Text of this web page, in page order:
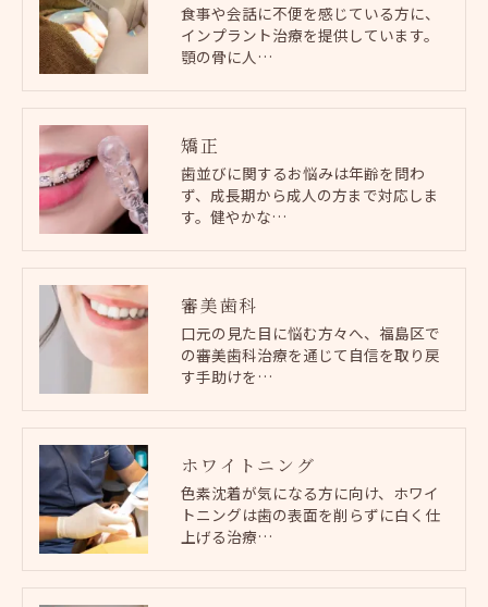
食事や会話に不便を感じている方に、
インプラント治療を提供しています。
顎の骨に人…
矯正
歯並びに関するお悩みは年齢を問わ
ず、成長期から成人の方まで対応しま
す。健やかな…
審美歯科
口元の見た目に悩む方々へ、福島区で
の審美歯科治療を通じて自信を取り戻
す手助けを…
ホワイトニング
色素沈着が気になる方に向け、ホワイ
トニングは歯の表面を削らずに白く仕
上げる治療…